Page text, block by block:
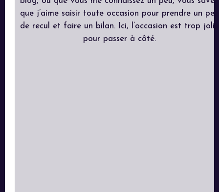
que j’aime saisir toute occasion pour prendre un peu
de recul et faire un bilan. Ici, l’occasion est trop jolie
pour passer à côté.